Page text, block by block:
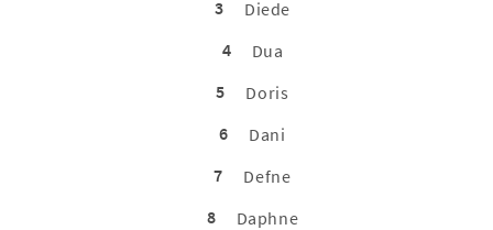
3
Diede
4
Dua
5
Doris
6
Dani
7
Defne
8
Daphne